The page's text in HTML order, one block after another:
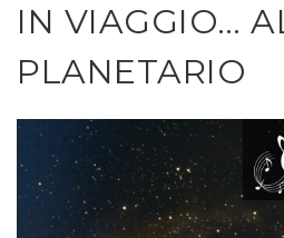
IN VIAGGIO…
PLANETARIO